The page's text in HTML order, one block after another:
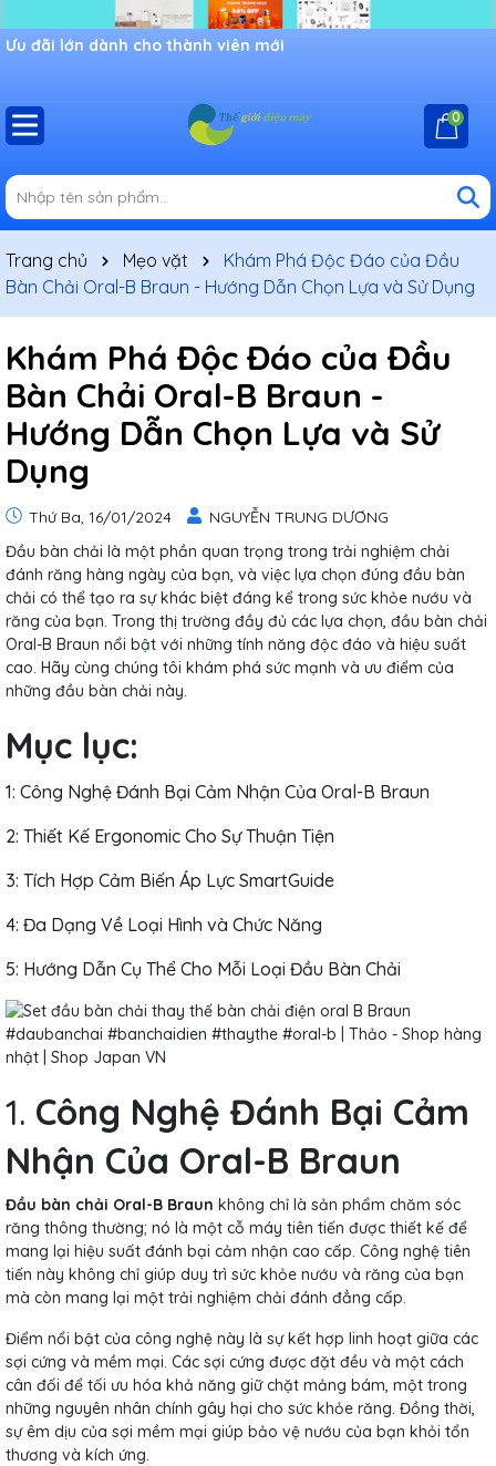
Ưu đãi lớn dành cho thành viên mới
0
Trang chủ Mẹo vặt
Khám Phá Độc Đáo của Đầu
Bàn Chải Oral-B Braun - Hướng Dẫn Chọn Lựa và Sử Dụng
Khám Phá Độc Đáo của Đầu
Bàn Chải Oral-B Braun -
Hướng Dẫn Chọn Lựa và Sử
Dụng
Thứ Ba, 16/01/2024
NGUYỄN TRUNG DƯƠNG
Đầu bàn chải là một phần quan trọng trong trải nghiệm chải
đánh răng hàng ngày của bạn, và việc lựa chọn đúng đầu bàn
chải có thể tạo ra sự khác biệt đáng kể trong sức khỏe nướu và
răng của bạn. Trong thị trường đầy đủ các lựa chọn, đầu bàn chải
Oral-B Braun nổi bật với những tính năng độc đáo và hiệu suất
cao. Hãy cùng chúng tôi khám phá sức mạnh và ưu điểm của
những đầu bàn chải này.
Mục lục:
1: Công Nghệ Đánh Bại Cảm Nhận Của Oral-B Braun
2: Thiết Kế Ergonomic Cho Sự Thuận Tiện
3: Tích Hợp Cảm Biến Áp Lực SmartGuide
4: Đa Dạng Về Loại Hình và Chức Năng
5: Hướng Dẫn Cụ Thể Cho Mỗi Loại Đầu Bàn Chải
1. Công Nghệ Đánh Bại Cảm
Nhận Của Oral-B Braun
Đầu bàn chải Oral-B Braun không chỉ là sản phẩm chăm sóc
răng thông thường; nó là một cỗ máy tiên tiến được thiết kế để
mang lại hiệu suất đánh bại cảm nhận cao cấp. Công nghệ tiên
tiến này không chỉ giúp duy trì sức khỏe nướu và răng của bạn
mà còn mang lại một trải nghiệm chải đánh đẳng cấp.
Điểm nổi bật của công nghệ này là sự kết hợp linh hoạt giữa các
sợi cứng và mềm mại. Các sợi cứng được đặt đều và một cách
cân đối để tối ưu hóa khả năng giữ chặt mảng bám, một trong
những nguyên nhân chính gây hại cho sức khỏe răng. Đồng thời,
sự êm dịu của sợi mềm mại giúp bảo vệ nướu của bạn khỏi tổn
thương và kích ứng.